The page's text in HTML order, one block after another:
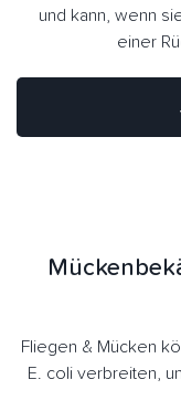
und kann, wenn
einer
Fliegen & Mücken
E. coli verbreiten,